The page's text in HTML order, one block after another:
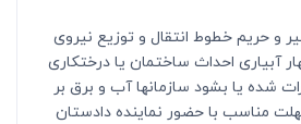
مسیر و حریم خطوط انتقال و توزیع نیروی
آبیاری احداث ساختمان یا درختکاری
شده یا بشود سازمانها آب و برق بر
مناسب با حضور نماینده دادستان